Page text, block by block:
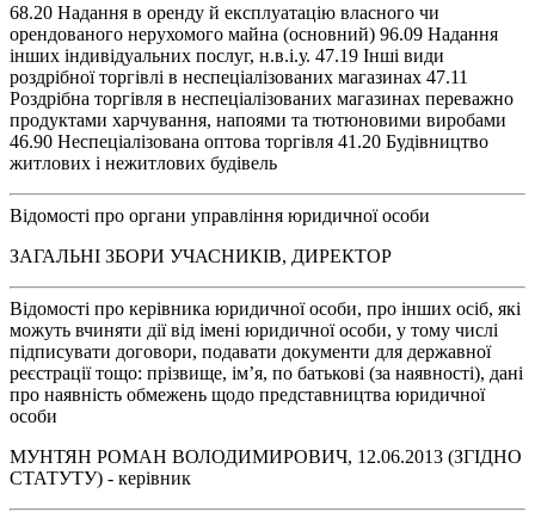
68.20 Надання в оренду й експлуатацію власного чи
орендованого нерухомого майна (основний) 96.09 Надання
інших індивідуальних послуг, н.в.і.у. 47.19 Інші види
роздрібної торгівлі в неспеціалізованих магазинах 47.11
Роздрібна торгівля в неспеціалізованих магазинах переважно
продуктами харчування, напоями та тютюновими виробами
46.90 Неспеціалізована оптова торгівля 41.20 Будівництво
житлових і нежитлових будівель
Відомості про органи управління юридичної особи
ЗАГАЛЬНІ ЗБОРИ УЧАСНИКІВ, ДИРЕКТОР
Відомості про керівника юридичної особи, про інших осіб, які
можуть вчиняти дії від імені юридичної особи, у тому числі
підписувати договори, подавати документи для державної
реєстрації тощо: прізвище, ім’я, по батькові (за наявності), дані
про наявність обмежень щодо представництва юридичної
особи
МУНТЯН РОМАН ВОЛОДИМИРОВИЧ, 12.06.2013 (ЗГІДНО
СТАТУТУ) - керівник